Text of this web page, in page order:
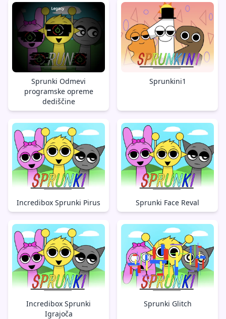
Sprunki Odmevi
programske opreme
dediščine
Sprunkini1
Incredibox Sprunki Pirus Sprunki Face Reval
Incredibox Sprunki
Igrajoča
Sprunki Glitch